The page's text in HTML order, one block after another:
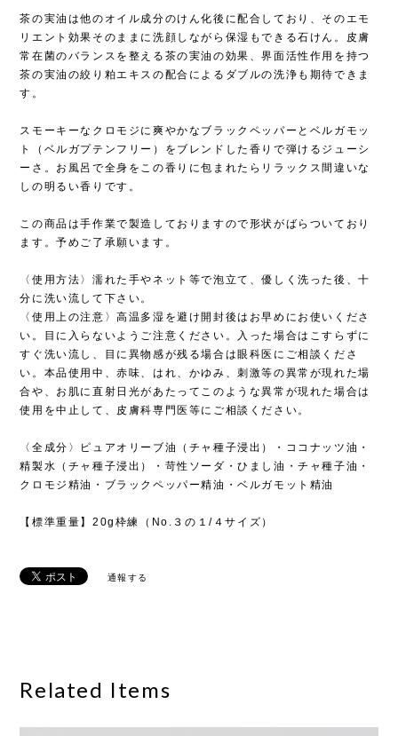
茶の実油は他のオイル成分のけん化後に配合しており、そのエモ
リエント効果そのままに洗顔しながら保湿もできる石けん。皮膚
常在菌のバランスを整える茶の実油の効果、界面活性作用を持つ
茶の実油の絞り粕エキスの配合によるダブルの洗浄も期待できま
す。
スモーキーなクロモジに爽やかなブラックペッパーとベルガモッ
ト（ベルガプテンフリー）をブレンドした香りで弾けるジューシ
ーさ。お風呂で全身をこの香りに包まれたらリラックス間違いな
しの明るい香りです。
この商品は手作業で製造しておりますので形状がばらついており
ます。予めご了承願います。
〈使用方法〉濡れた手やネット等で泡立て、優しく洗った後、十
分に洗い流して下さい。
〈使用上の注意〉高温多湿を避け開封後はお早めにお使いくださ
い。目に入らないようご注意ください。入った場合はこすらずに
すぐ洗い流し、目に異物感が残る場合は眼科医にご相談くださ
い。本品使用中、赤味、はれ、かゆみ、刺激等の異常が現れた場
合や、お肌に直射日光があたってこのような異常が現れた場合は
使用を中止して、皮膚科専門医等にご相談ください。
〈全成分〉ピュアオリーブ油（チャ種子浸出）・ココナッツ油・
精製水（チャ種子浸出）・苛性ソーダ・ひまし油・チャ種子油・
クロモジ精油・ブラックペッパー精油・ベルガモット精油
【標準重量】20g枠練（No.３の１/４サイズ）
通報する
Related Items